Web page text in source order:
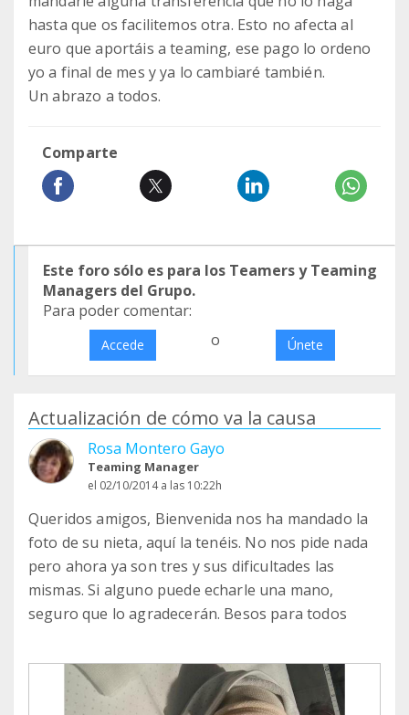
hasta que os facilitemos otra. Esto no afecta al
euro que aportáis a teaming, ese pago lo ordeno
yo a final de mes y ya lo cambiaré también.
Un abrazo a todos.
Comparte
Este foro sólo es para los Teamers y Teaming
Managers del Grupo.
Para poder comentar:
Accede o Únete
Actualización de cómo va la causa
Rosa Montero Gayo
Teaming Manager
el 02/10/2014 a las 10:22h
Queridos amigos, Bienvenida nos ha mandado la
foto de su nieta, aquí la tenéis. No nos pide nada
pero ahora ya son tres y sus dificultades las
mismas. Si alguno puede echarle una mano,
seguro que lo agradecerán. Besos para todos